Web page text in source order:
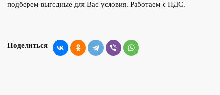
подберем выгодные для Вас условия. Работаем с НДС.
Поделиться